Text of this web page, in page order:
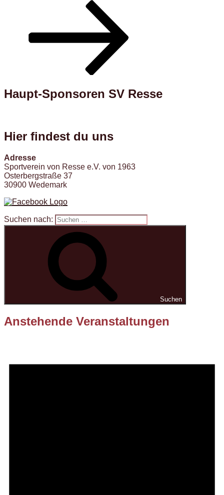
Haupt-Sponsoren SV Resse
Hier findest du uns
Adresse
Sportverein von Resse e.V. von 1963
Osterbergstraße 37
30900 Wedemark
Suchen nach:
Suchen
Anstehende Veranstaltungen